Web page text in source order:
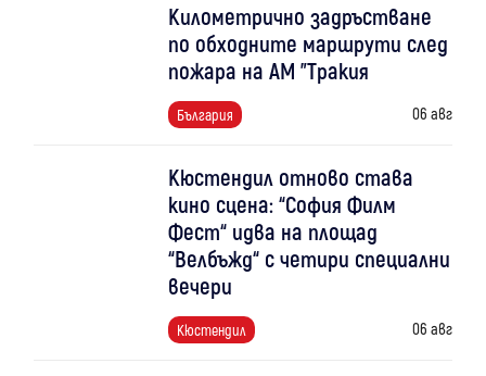
Километрично задръстване
по обходните маршрути след
пожара на АМ "Тракия
България 06 авг
Кюстендил отново става
кино сцена: “София Филм
Фест“ идва на площад
“Велбъжд“ с четири специални
вечери
Кюстендил 06 авг